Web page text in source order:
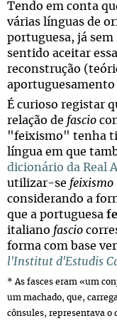
Tendo em conta
várias línguas de
portuguesa, já
sentido aceitar
reconstrução
aportuguesamento
É curioso registar
relação de fascio
"feixismo" tenha
língua em que
dicionário da Real
utilizar-se feixismo
considerando a
que a portuguesa
italiano fascio
forma com base
l'Institut d'Estudis
* As fasces eram «um
um machado, que,
cônsules, representava